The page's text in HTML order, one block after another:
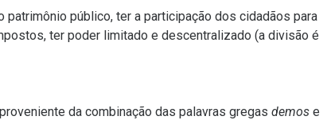
público, ter a participação dos cidadãos para
ter poder limitado e descentralizado (a divisão é
da combinação das palavras gregas demos e